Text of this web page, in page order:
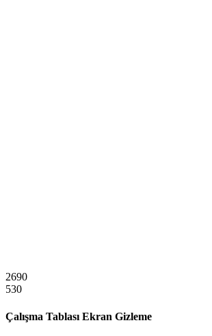
2690
530
Çalışma Tablası Ekran Gizleme